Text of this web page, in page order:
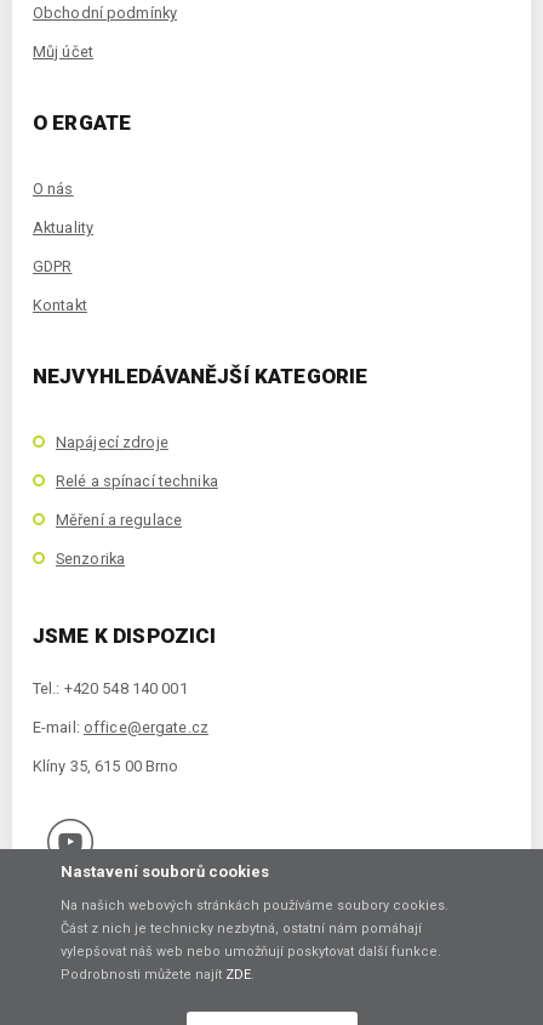
Obchodní podmínky
Můj účet
O ERGATE
O nás
Aktuality
GDPR
Kontakt
NEJVYHLEDÁVANĚJŠÍ KATEGORIE
Napájecí zdroje
Relé a spínací technika
Měření a regulace
Senzorika
JSME K DISPOZICI
Tel.: +420 548 140 001
E-mail: office@ergate.cz
Klíny 35, 615 00 Brno
Copyright © 2021 ERGATE Automation s.r.o., Klíny 35, 61500 Brno
Nastavení souborů cookies
Na našich webových stránkách používáme soubory cookies.
Část z nich je technicky nezbytná, ostatní nám pomáhají
vylepšovat náš web nebo umožňují poskytovat další funkce.
Podrobnosti můžete najít ZDE.